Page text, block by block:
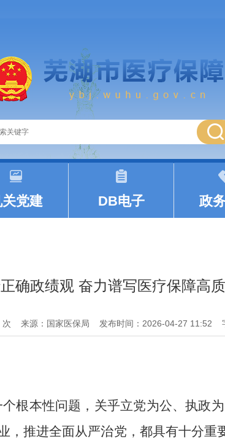
党建 DB电子 政
确政绩观 奋力谱写医疗保障高
次 来源：国家医保局 发布时间：2026-04-27 11:52
根本性问题，关乎立党为公、执政
推进全面从严治党，都具有十分重